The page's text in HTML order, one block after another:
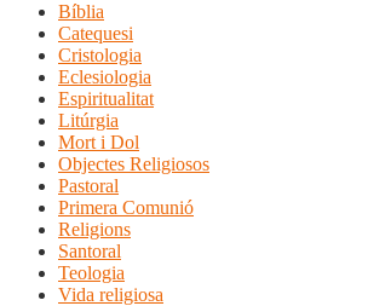
Bíblia
Catequesi
Cristologia
Eclesiologia
Espiritualitat
Litúrgia
Mort i Dol
Objectes Religiosos
Pastoral
Primera Comunió
Religions
Santoral
Teologia
Vida religiosa